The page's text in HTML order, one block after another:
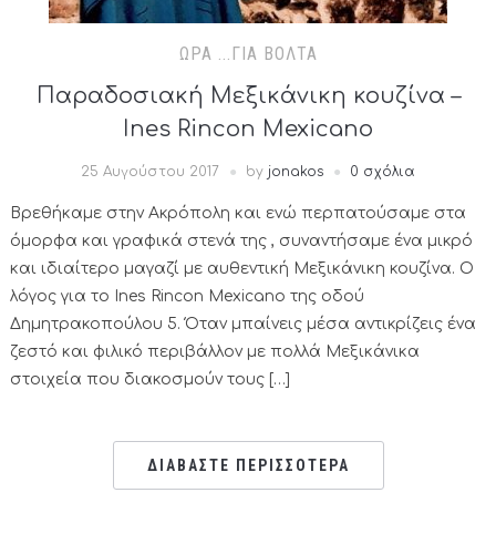
ΏΡΑ ...ΓΙΑ ΒΌΛΤΑ
Παραδοσιακή Μεξικάνικη κουζίνα –
Ines Rincon Mexicano
25 Αυγούστου 2017 by jonakos 0 σχόλια
Βρεθήκαμε στην Ακρόπολη και ενώ περπατούσαμε στα
όμορφα και γραφικά στενά της , συναντήσαμε ένα μικρό
και ιδιαίτερο μαγαζί με αυθεντική Μεξικάνικη κουζίνα. Ο
λόγος για το Ines Rincon Mexicano της οδού
Δημητρακοπούλου 5. Όταν μπαίνεις μέσα αντικρίζεις ένα
ζεστό και φιλικό περιβάλλον με πολλά Μεξικάνικα
στοιχεία που διακοσμούν τους […]
ΔΙΑΒΑΣΤΕ ΠΕΡΙΣΣΟΤΕΡΑ